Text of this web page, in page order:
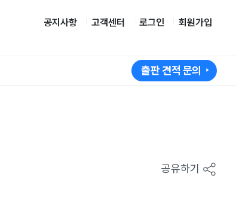
공지사항 고객센터 로그인 회원가입
출판 견적 문의
공유하기